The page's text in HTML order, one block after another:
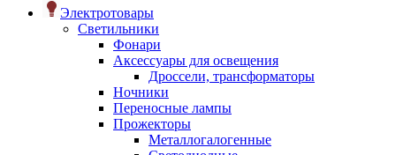
Электротовары
Светильники
Фонари
Аксессуары для освещения
Дроссели, трансформаторы
Ночники
Переносные лампы
Прожекторы
Металлогалогенные